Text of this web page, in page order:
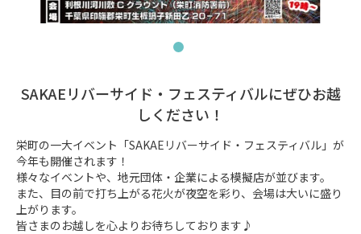
SAKAEリバーサイド・フェスティバルにぜひお越
しください！
栄町の一大イベント「SAKAEリバーサイド・フェスティバル」が
今年も開催されます！
様々なイベントや、地元団体・企業による模擬店が並びます。
また、目の前で打ち上がる花火が夜空を彩り、会場は大いに盛り
上がります。
皆さまのお越しを心よりお待ちしております♪